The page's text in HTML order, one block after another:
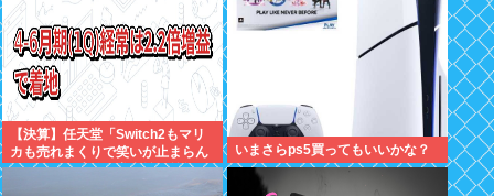
【決算】任天堂「Switch2もマリ
カも売れまくりで笑いが止まらん
どすえ！」連結経常利益は前年同
いまさらps5買ってもいいかな？